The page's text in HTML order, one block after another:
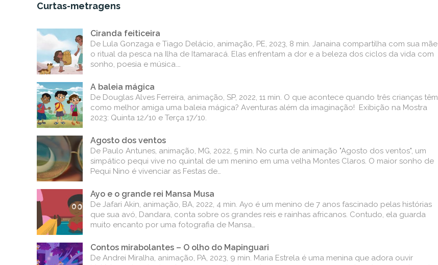
Curtas-metragens
Ciranda feiticeira
De Lula Gonzaga e Tiago Delácio, animação, PE, 2023, 8 min. Janaina compartilha com sua mãe
o ritual da pesca na Ilha de Itamaracá. Elas enfrentam a dor e a beleza dos ciclos da vida com
sonho, poesia e música.…
A baleia mágica
De Douglas Alves Ferreira, animação, SP, 2022, 11 min. O que acontece quando três crianças têm
como melhor amiga uma baleia mágica? Aventuras além da imaginação! Exibição na Mostra
2023: Quinta 12/10 e Terça 17/10.
Agosto dos ventos
De Paulo Antunes, animação, MG, 2022, 5 min. No curta de animação "Agosto dos ventos", um
simpático pequi vive no quintal de um menino em uma velha Montes Claros. O maior sonho de
Pequi Nino é vivenciar as Festas de…
Ayo e o grande rei Mansa Musa
De Jafari Akin, animação, BA, 2022, 4 min. Ayo é um menino de 7 anos fascinado pelas histórias
que sua avó, Dandara, conta sobre os grandes reis e rainhas africanos. Contudo, ela guarda
muito encanto por uma fotografia de Mansa…
Contos mirabolantes – O olho do Mapinguari
De Andrei Miralha, animação, PA, 2023, 9 min. Maria Estrela é uma menina que adora ouvir